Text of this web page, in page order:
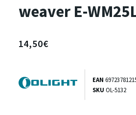
weaver E-
14,50€
EAN
SKU OL-5132